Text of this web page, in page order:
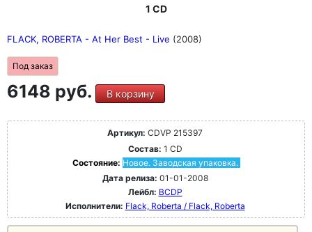
1 CD
FLACK, ROBERTA - At Her Best - Live (2008)
Под заказ
6148 руб. В корзину
Артикул: CDVP 215397
Состав: 1 CD
Состояние: Новое. Заводская упаковка.
Дата релиза: 01-01-2008
Лейбл: BCDP
Исполнители: Flack, Roberta / Flack, Roberta